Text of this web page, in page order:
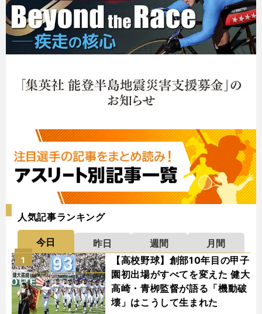
人気記事ランキング
今日 昨日 週間
月間
【高校野球】創部10年目の甲子
園初出場がすべてを変えた 健大
高崎・青栁監督が語る「機動破
壊」はこうして生まれた
1